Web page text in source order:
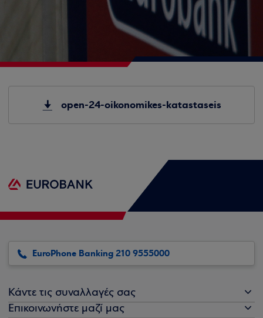
open-24-oikonomikes-katastaseis
EuroPhone Banking 210 9555000
Κάντε τις συναλλαγές σας
Επικοινωνήστε μαζί μας